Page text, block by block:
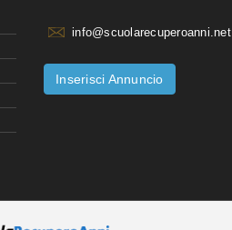
info@scuolarecuperoanni.net
Inserisci Annuncio